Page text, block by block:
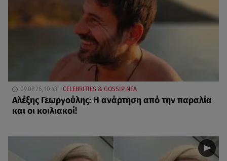
09.08.26, 10:43 CELEBRITIES & GOSSIP ΝΕΑ
Αλέξης Γεωργούλης: Η ανάρτηση από την παραλία
και οι κοιλιακοί!